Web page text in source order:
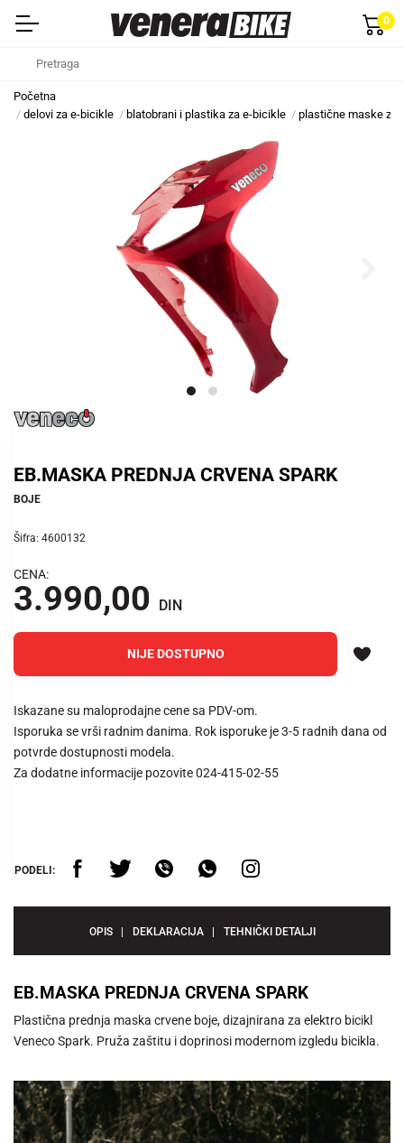
0
Početna
delovi za e-bicikle
blatobrani i plastika za e-bicikle plastične maske za
EB.MASKA PREDNJA CRVENA SPARK
BOJE
Šifra: 4600132
CENA:
3.990,00 DIN
NIJE DOSTUPNO
Iskazane su maloprodajne cene sa PDV-om.
Isporuka se vrši radnim danima. Rok isporuke je 3-5 radnih dana od
potvrde dostupnosti modela.
Za dodatne informacije pozovite 024-415-02-55
PODELI:
OPIS DEKLARACIJA TEHNIČKI DETALJI
EB.MASKA PREDNJA CRVENA SPARK
Plastična prednja maska crvene boje, dizajnirana za elektro bicikl
Veneco Spark. Pruža zaštitu i doprinosi modernom izgledu bicikla.